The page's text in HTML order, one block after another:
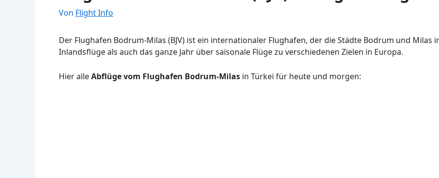
Von Flight Info
Der Flughafen Bodrum-Milas (BJV) ist ein internationaler Flughafen, der die Städte Bodrum und Milas
Inlandsflüge als auch das ganze Jahr über saisonale Flüge zu verschiedenen Zielen in Europa.
Hier alleAbflüge vom Flughafen Bodrum-Milas in Türkei für heute und morgen: